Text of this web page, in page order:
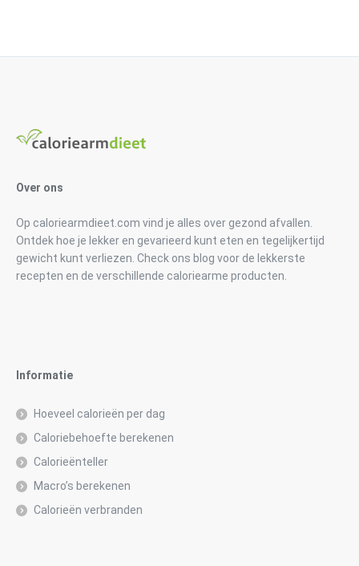
Over ons
Op caloriearmdieet.com vind je alles over gezond afvallen.
Ontdek hoe je lekker en gevarieerd kunt eten en tegelijkertijd
gewicht kunt verliezen. Check ons blog voor de lekkerste
recepten en de verschillende caloriearme producten.
Informatie
Hoeveel calorieën per dag
Caloriebehoefte berekenen
Calorieënteller
Macro’s berekenen
Calorieën verbranden